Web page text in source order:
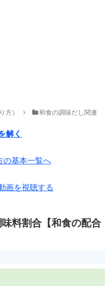
方） 和食の調味だし関連
解く
の基本一覧へ
画を視聴する
料割合【和食の配合